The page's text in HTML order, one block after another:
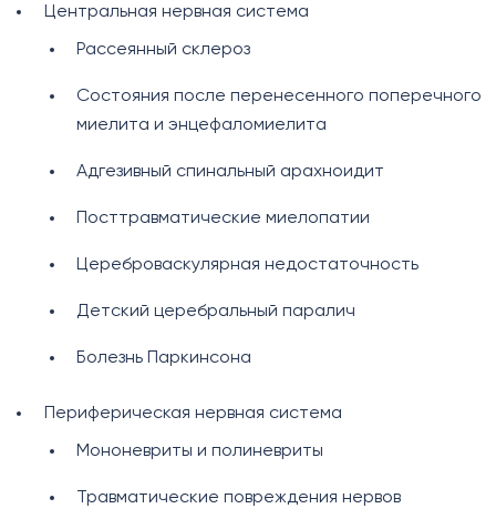
Центральная нервная система
Рассеянный склероз
Состояния после перенесенного поперечного
миелита и энцефаломиелита
Адгезивный спинальный арахноидит
Посттравматические миелопатии
Цереброваскулярная недостаточность
Детский церебральный паралич
Болезнь Паркинсона
Периферическая нервная система
Мононевриты и полиневриты
Травматические повреждения нервов